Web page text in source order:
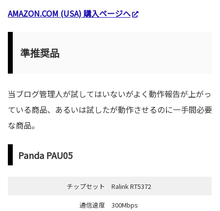
AMAZON.COM (USA) 購入ページへ
準推奨品
当ブログ管理人が試してはいないがよく動作報告が上がっ
ている商品、あるいは試したが動作させるのに一手間必要
な商品。
Panda PAU05
チップセット
Ralink RT5372
通信速度
300Mbps